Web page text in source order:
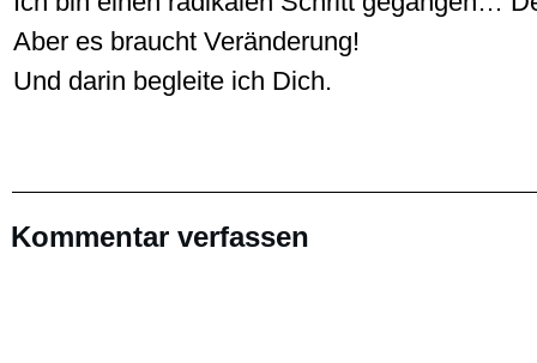
Aber es braucht Veränderung!
Und darin begleite ich Dich.
Kommentar verfassen